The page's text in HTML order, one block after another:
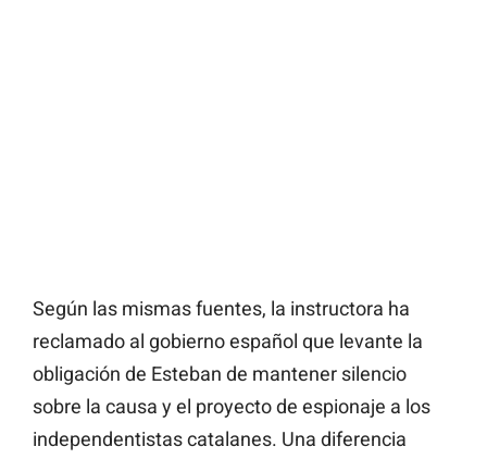
Según las mismas fuentes, la instructora ha
reclamado al gobierno español que levante la
obligación de Esteban de mantener silencio
sobre la causa y el proyecto de espionaje a los
independentistas catalanes. Una diferencia